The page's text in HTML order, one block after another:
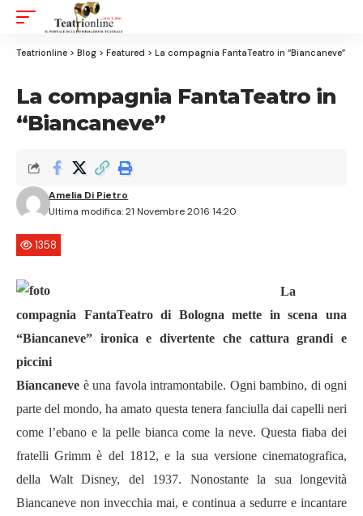
Resizer
Teatrionline > Blog > Featured > La compagnia FantaTeatro in “Biancaneve”
La compagnia FantaTeatro in
“Biancaneve”
Ultima modifica: 21 Novembre 2016 14:20
Amelia Di Pietro
1358
La
compagnia FantaTeatro di Bologna mette in scena una
“Biancaneve” ironica e divertente che cattura grandi e
piccini
Biancaneve è una favola intramontabile. Ogni bambino, di ogni
parte del mondo, ha amato questa tenera fanciulla dai capelli neri
come l’ebano e la pelle bianca come la neve. Questa fiaba dei
fratelli Grimm è del 1812, e la sua versione cinematografica,
della Walt Disney, del 1937. Nonostante la sua longevità
Biancaneve non invecchia mai, e continua a sedurre e incantare